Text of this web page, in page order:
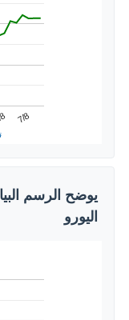
7/8
يوضح الرسم
اليورو